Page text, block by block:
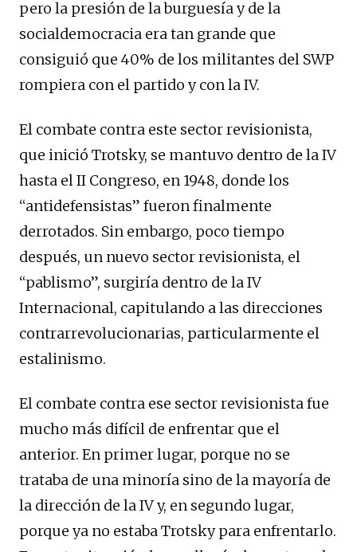
pero la presión de la burguesía y de la
socialdemocracia era tan grande que
consiguió que 40% de los militantes del SWP
rompiera con el partido y con la IV.
El combate contra este sector revisionista,
que inició Trotsky, se mantuvo dentro de la IV
hasta el II Congreso, en 1948, donde los
“antidefensistas” fueron finalmente
derrotados. Sin embargo, poco tiempo
después, un nuevo sector revisionista, el
“pablismo”, surgiría dentro de la IV
Internacional, capitulando a las direcciones
contrarrevolucionarias, particularmente el
estalinismo.
El combate contra ese sector revisionista fue
mucho más difícil de enfrentar que el
anterior. En primer lugar, porque no se
trataba de una minoría sino de la mayoría de
la dirección de la IV y, en segundo lugar,
porque ya no estaba Trotsky para enfrentarlo.